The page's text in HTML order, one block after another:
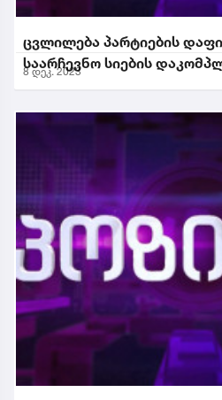
ცვლილება პარტიების
საარჩევნო სიების
8 დეკ. 2023